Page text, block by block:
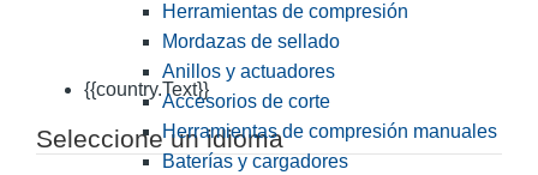
{{country.Text}}
Seleccione un idioma
Herramientas de compresión
Mordazas de sellado
Anillos y actuadores
Accesorios de corte
Herramientas de compresión manuales
Baterías y cargadores